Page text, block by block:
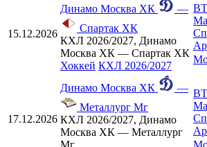
15.12.2026
Динамо Москва ХК
—
Спартак ХК
КХЛ 2026/2027, Динамо
Москва ХК — Спартак ХК
Хоккей КХЛ 2026/2027
17.12.2026
Динамо Москва ХК
—
Металлург Мг
КХЛ 2026/2027, Динамо
Москва ХК — Металлург
Мг